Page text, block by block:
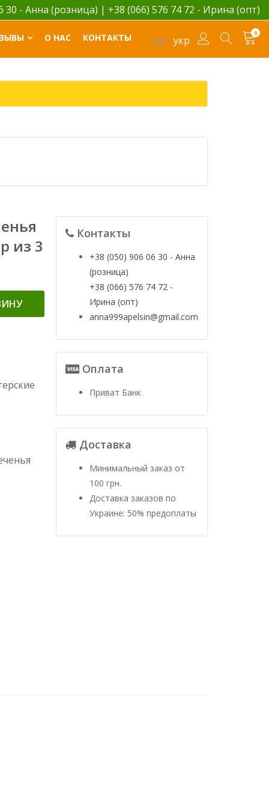
30 - Анна (розница) | +38 (066) 576 74 72 - Ирина (опт)
рус укр
0
О НАС КОНТАКТЫ
из 3
Контакты
+38 (050) 906 06 30 - Анна
(розница)
+38 (066) 576 74 72 -
Ирина (опт)
anna999apelsin@gmail.com
Оплата
Приват Банк
Доставка
Минимальный заказ от
100 грн.
Доставка заказов по
Украине: 50% предоплаты